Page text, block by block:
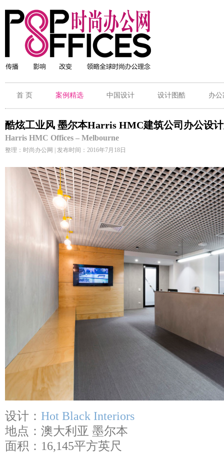
首 页 案例精选 中国设计 设计图酷 办
酷炫工业风 墨尔本Harris HMC建筑公司办公设
Harris HMC Offices – Melbourne
整理：时尚办公网 | 发布时间：2016年7月18日
设计： Hot Black Interiors
地点：澳大利亚 墨尔本
面积：16,145平方英尺